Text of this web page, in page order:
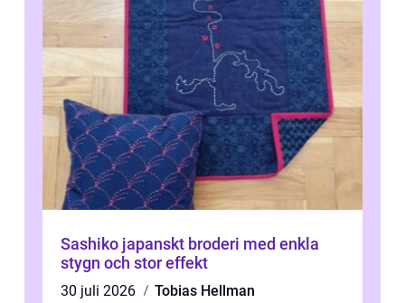
Sashiko japanskt broderi med enkla
stygn och stor effekt
30 juli 2026
Tobias Hellman